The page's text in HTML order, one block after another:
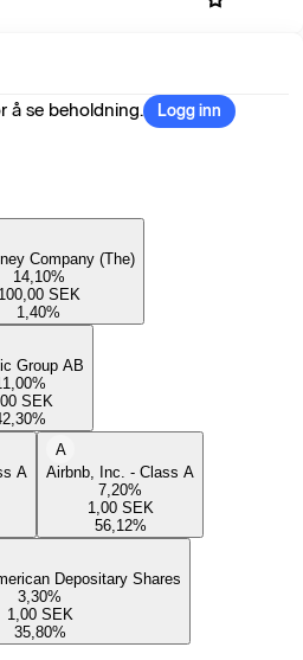
å se beholdning. Logg inn
Company (The)
14,10%
100,00 SEK
1,40%
Group AB
%
SEK
%
A
A
Airbnb, Inc. - Class A
7,20%
1,00 SEK
56,12%
Depositary Shares
3,30%
1,00 SEK
35,80%